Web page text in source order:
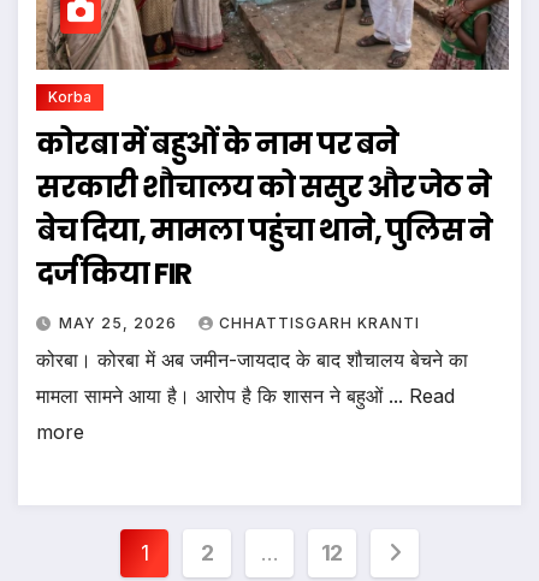
Korba
कोरबा में बहुओं के नाम पर बने
सरकारी शौचालय को ससुर और जेठ ने
बेच दिया, मामला पहुंचा थाने, पुलिस ने
दर्ज किया FIR
MAY 25, 2026 CHHATTISGARH KRANTI
कोरबा। कोरबा में अब जमीन-जायदाद के बाद शौचालय बेचने का
मामला सामने आया है। आरोप है कि शासन ने बहुओं ... Read
more
Posts
1 2 … 12